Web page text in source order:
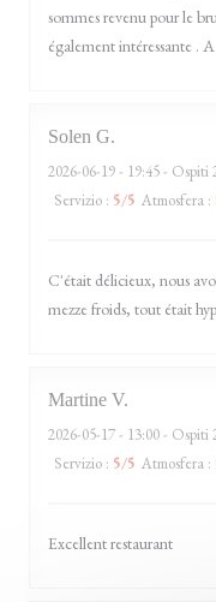
sommes revenu pour le
également intéressante .
Solen G
2026-06-19- 19:45 - Ospiti
Servizio : 5/5 Atmosfera :
C'était délicieux, nous
mezze froids, tout était
Martine V
2026-05-17- 13:00 - Ospiti
Servizio : 5/5 Atmosfera :
Excellent restaurant